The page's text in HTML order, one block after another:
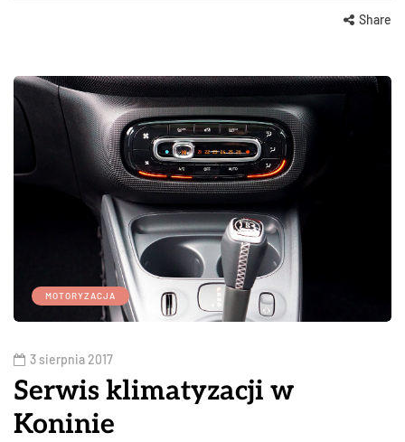
Share
MOTORYZACJA
3 sierpnia 2017
Serwis klimatyzacji w
Koninie